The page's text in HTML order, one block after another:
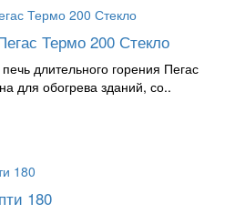
Термо 200 Стекло
длительного горения Пегас
для обогрева зданий, со..
180